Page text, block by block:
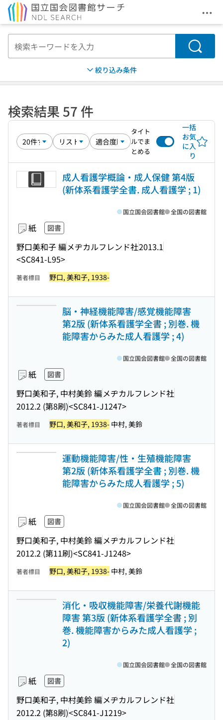
メ
検索
絞り込み条件
検索結果 57 件
タイト
ルでま
とめる
一括
お気
に入
り
成人看護学概論・成人保健 第4版
(新体系看護学全書. 成人看護学 ; 1)
紙 図書
野口美和子 編 メヂカルフレンド社2013.1
<SC841-L95>
国立国会図書館 全国の図書館
著者標目 野口, 美和子, 1938-
脳・神経機能障害/感覚機能障害
第2版 (新体系看護学全書 ; 別巻. 機
能障害からみた成人看護学 ; 4)
紙 図書
野口美和子, 中村美鈴 編 メヂカルフレンド社
2012.2 (第8刷)<SC841-J1247>
国立国会図書館 全国の図書館
著者標目 野口, 美和子, 1938- 中村, 美鈴
運動機能障害/性・生殖機能障害
第2版 (新体系看護学全書 ; 別巻. 機
能障害からみた成人看護学 ; 5)
紙 図書
野口美和子, 中村美鈴 編 メヂカルフレンド社
2012.2 (第11刷)<SC841-J1248>
国立国会図書館 全国の図書館
著者標目 野口, 美和子, 1938- 中村, 美鈴
消化・吸収機能障害/栄養代謝機能
障害 第3版 (新体系看護学全書 ; 別
巻. 機能障害からみた成人看護学 ;
2)
紙 図書
野口美和子, 中村美鈴 編 メヂカルフレンド社
2012.2 (第8刷)<SC841-J1219>
国立国会図書館 全国の図書館